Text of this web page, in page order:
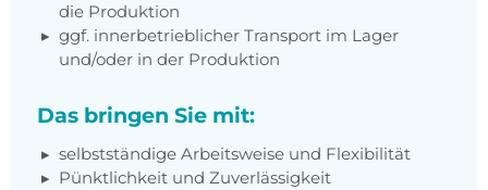
die Produktion
ggf. innerbetrieblicher Transport im Lager
und/oder in der Produktion
Das bringen Sie mit:
selbstständige Arbeitsweise und Flexibilität
Pünktlichkeit und Zuverlässigkeit